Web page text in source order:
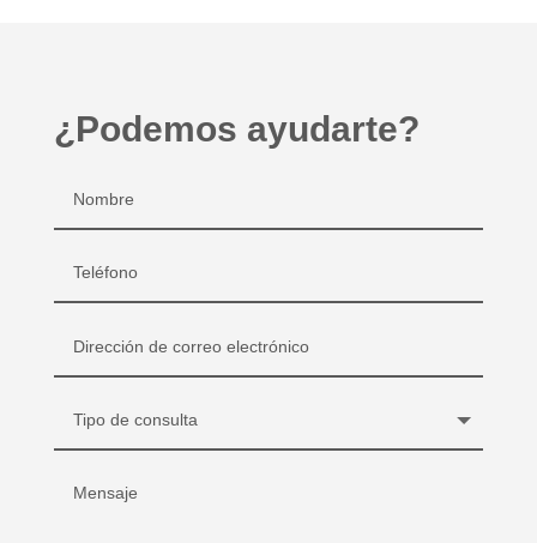
¿Podemos ayudarte?